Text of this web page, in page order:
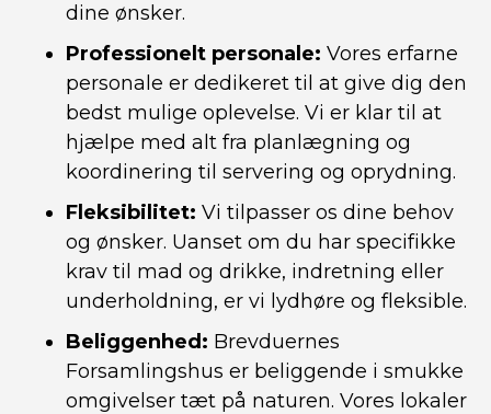
dine ønsker.
Professionelt personale: Vores erfarne
personale er dedikeret til at give dig den
bedst mulige oplevelse. Vi er klar til at
hjælpe med alt fra planlægning og
koordinering til servering og oprydning.
Fleksibilitet: Vi tilpasser os dine behov
og ønsker. Uanset om du har specifikke
krav til mad og drikke, indretning eller
underholdning, er vi lydhøre og fleksible.
Beliggenhed: Brevduernes
Forsamlingshus er beliggende i smukke
omgivelser tæt på naturen. Vores lokaler